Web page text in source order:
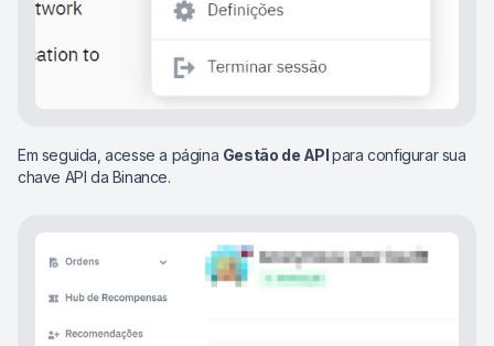
Em seguida, acesse a página Gestão de APIpara configurar sua
chave API da Binance.